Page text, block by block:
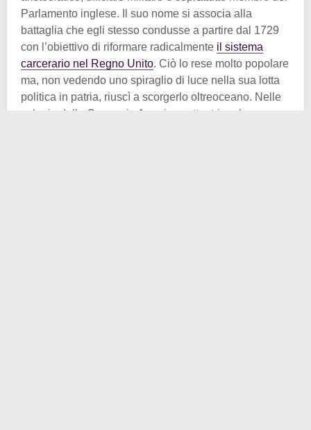
Parlamento inglese. Il suo nome si associa alla
battaglia che egli stesso condusse a partire dal 1729
con l’obiettivo di riformare radicalmente il sistema
carcerario nel Regno Unito. Ciò lo rese molto popolare
ma, non vedendo uno spiraglio di luce nella sua lotta
politica in patria, riuscì a scorgerlo oltreoceano. Nelle
colonie della Corona in America settentrionale